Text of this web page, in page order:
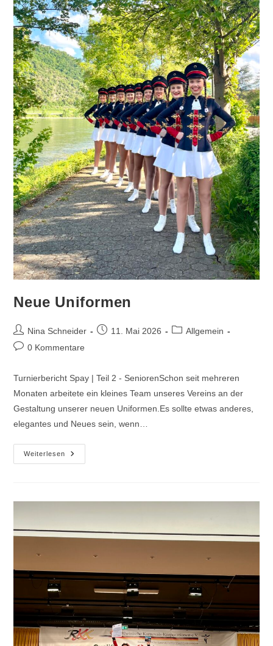
Neue Uniformen
Beitrags-
Autor:
Nina Schneider
Beitrag11. Mai 2026
Beitrags-
Allgemein
Beitrags-
0 Kommentare
Turnierbericht Spay | Teil 2 - SeniorenSchon seit mehreren
Monaten arbeitete ein kleines Team unseres Vereins an der
Gestaltung unserer neuen Uniformen.Es sollte etwas anderes,
elegantes und Neues sein, wenn…
Weiterlesen
Neue
Uniformen